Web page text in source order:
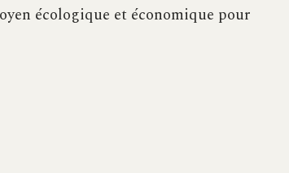
écologique et économique pour